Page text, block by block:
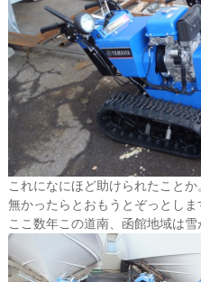
これになにほど助けられたことか
無かったらとおもうとぞっとしま
ここ数年この道南、函館地域は雪